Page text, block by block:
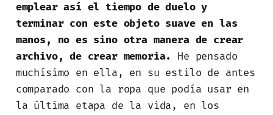
emplear así el tiempo de duelo y
terminar con este objeto suave en las
manos, no es sino otra manera de crear
archivo, de crear memoria.
He pensado
muchísimo en ella, en su estilo de antes
comparado con la ropa que podía usar en
la última etapa de la vida, en los